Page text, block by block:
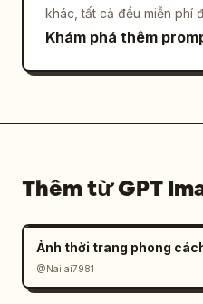
các mặt nạ làm mờ bảo
gái hiển thị trong tất
dưới trái. Không chú
khác, tất cả đều miễn phí
Khám phá thêm
Thêm từ GPT
@Nailai7981